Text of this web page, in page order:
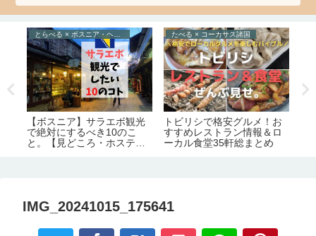
とらべる × ボスニア・ヘルツェゴビナ
【ボスニア】サラエボ観光
で絶対にするべき10のこ
と。【見どころ・ホステル
たべる × コーカサス諸国
トビリシで格安グルメ！お
すすめレストラン情報＆ロ
ーカル食堂35軒総まとめ
IMG_20241015_175641